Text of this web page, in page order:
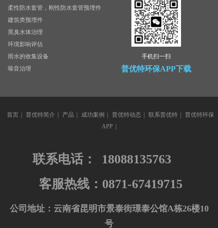
柔性防水套管，刚性防水套管预埋件
建筑类预埋件
黑臭水体治理
环境影响评估
雨水的收集设备
噪音治理
手机扫一扫
普优特环保APP下载
首页 | 普优特简介 | 产品 | 成功案例 | 普优特动态 | 联系普优特 | 普优特环保
APP |
联系电话：
18088135763
客服热线：0871-67419715
公司地址：云南省昆明市景泰街璟泰公馆A栋26楼10
号